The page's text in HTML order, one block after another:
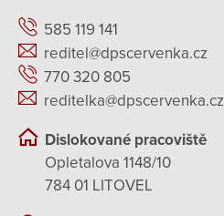
585 119 141
reditel@dpscervenka.cz
770 320 805
reditelka@dpscervenka.cz
Dislokované pracoviště
Opletalova 1148/10
784 01 LITOVEL